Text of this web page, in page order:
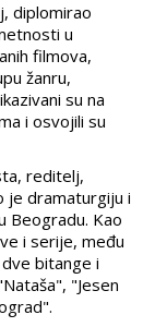
diplomirao
u
filmova,
žanru,
su na
i osvojili su
reditelj,
je dramaturgiju i
Beogradu. Kao
i serije, među
bitange i
"Jesen